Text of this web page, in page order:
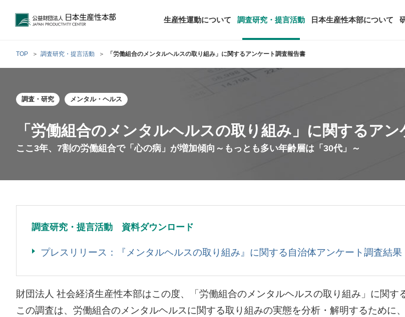
公益財団法人日本生産性本部
生産性運動について
調査研究・提言活動 日本生産性本部について
生産性運動
トップメッセージ
生産性運動とは
生産性運動再起動
国際連携・国際交流
活動組織
生産性に関する研究
働く人のメンタルヘルスに関する調査
レジャー白書
雇用・賃金に関する調
日本生産性本部
定款および業務・財務に関する資料
行動規範
アクセス
全国の生産性機関
今月の研修・セミナー
オーダーメイド研
参加者の声
お客さまの声
TOP 調査研究・提言活動 「労働組合のメンタルヘルスの取り組み」に関するアンケート調査報告書
調査・研究 メンタル・ヘルス
「労働組合のメンタルヘルスの取り組み」に関するア
ここ3年、7割の労働組合で「心の病」が増加傾向～もっとも多い年齢層は「30代」～
調査研究・提言活動 資料ダウンロード
プレスリリース：『メンタルヘルスの取り組み』に関する自治体アンケート調査結果
財団法人 社会経済生産性本部はこの度、「労働組合のメンタルヘルスの取り組み」に関す
この調査は、労働組合のメンタルヘルスに関する取り組みの実態を分析・解明するために